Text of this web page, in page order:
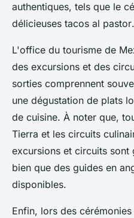
authentiques, tels que le
délicieuses tacos al pastor.
L'office du tourisme de
des excursions et des
sorties comprennent
une dégustation de plats
de cuisine. À noter que,
Tierra et les circuits
excursions et circuits sont
bien que des guides en
disponibles.
Enfin, lors des